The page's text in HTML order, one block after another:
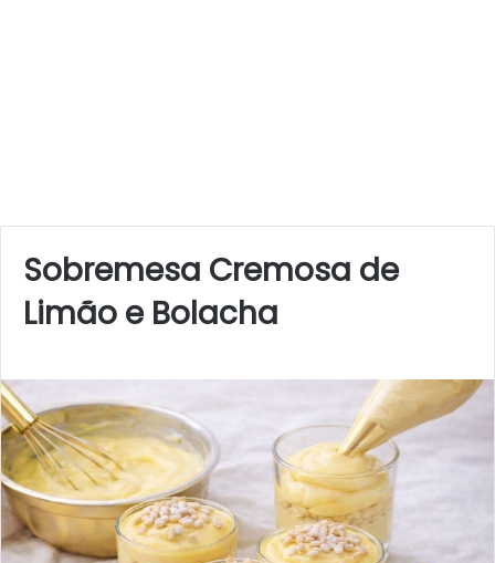
Sobremesa Cremosa de
Limão e Bolacha